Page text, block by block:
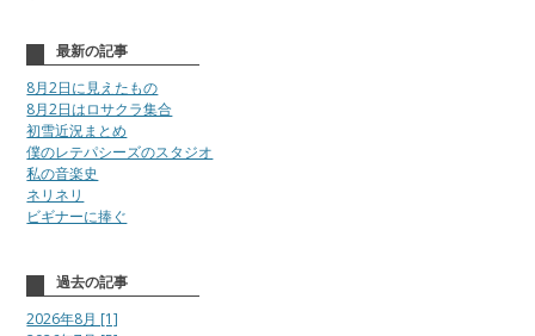
最新の記事
8月2日に見えたもの
8月2日はロサクラ集合
初雪近況まとめ
僕のレテパシーズのスタジオ
私の音楽史
ネリネリ
ビギナーに捧ぐ
過去の記事
2026年8月 [1]